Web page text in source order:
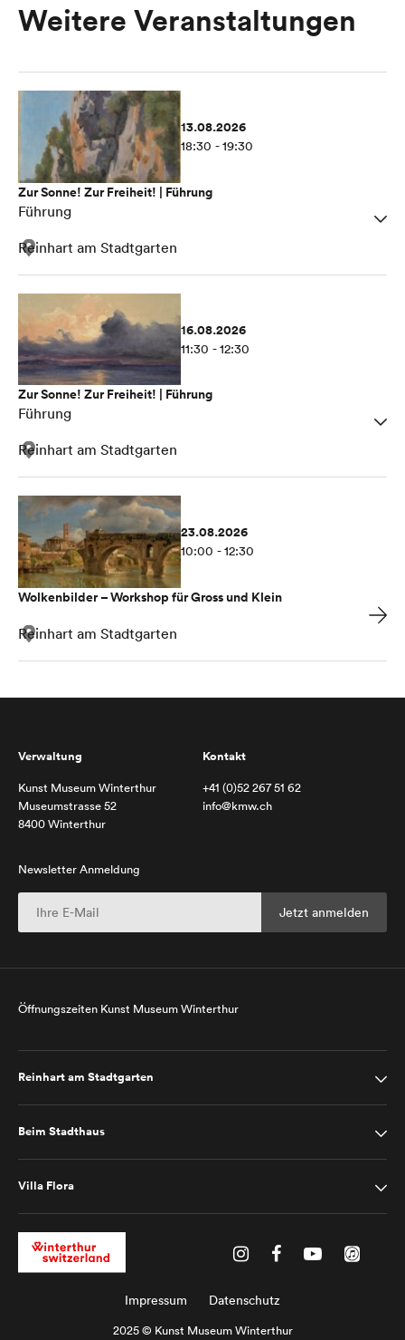
Weitere Veranstaltungen
13.08.2026
18:30 - 19:30
Zur Sonne! Zur Freiheit! | Führung
Führung
Reinhart am Stadtgarten
16.08.2026
11:30 - 12:30
Zur Sonne! Zur Freiheit! | Führung
Führung
Reinhart am Stadtgarten
23.08.2026
10:00 - 12:30
Wolkenbilder – Workshop für Gross und Klein
Reinhart am Stadtgarten
Verwaltung
Kunst Museum Winterthur
Museumstrasse 52
8400 Winterthur
Kontakt
+41 (0)52 267 51 62
info@kmw.ch
Newsletter Anmeldung
Öffnungszeiten Kunst Museum Winterthur
Reinhart am Stadtgarten
Beim Stadthaus
Villa Flora
Impressum Datenschutz
2025 © Kunst Museum Winterthur